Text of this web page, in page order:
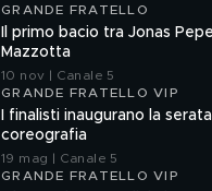
GRANDE FRATELLO
Il primo bacio tra Jonas
Mazzotta
10 nov | Canale 5
GRANDE FRATELLO VIP
I finalisti inaugurano la
coreografia
19 mag | Canale 5
GRANDE FRATELLO VIP